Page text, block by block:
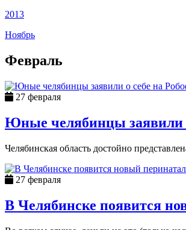
2013
Ноябрь
Февраль
27 февраля
Юные челябинцы заявили
Челябинская область достойно
27 февраля
В Челябинске появится